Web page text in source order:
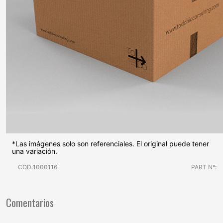
*Las imágenes solo son referenciales. El original puede tener
una variación.
COD:1000116 PART N°:
Comentarios